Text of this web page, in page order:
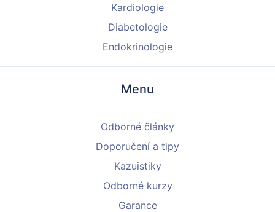
Kardiologie
Diabetologie
Endokrinologie
Menu
Odborné články
Doporučení a tipy
Kazuistiky
Odborné kurzy
Garance